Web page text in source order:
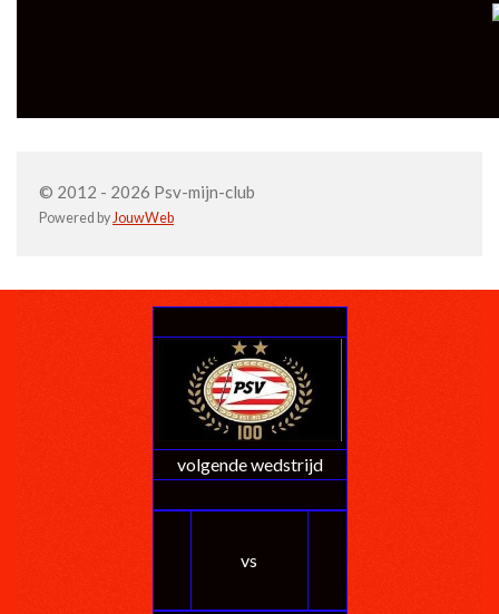
© 2012 - 2026 Psv-mijn-club
Powered byJouwWeb
volgende wedstrijd
vs